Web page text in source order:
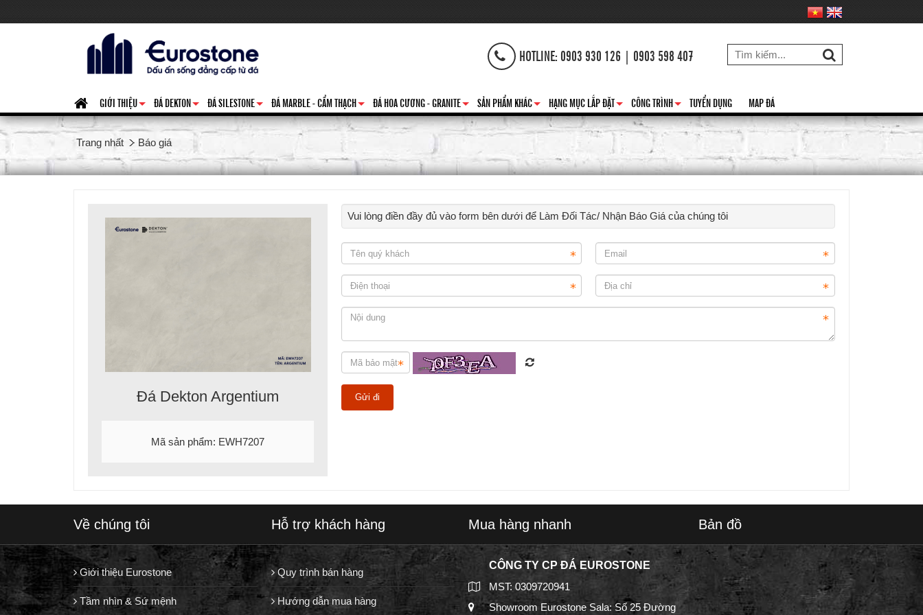
HOTLINE: 0903 930 126 | 0903 598 407
+
GIỚI THIỆU
+
ĐÁ DEKTON
+
ĐÁ SILESTONE
+
ĐÁ MARBLE - CẨM THẠCH
+
ĐÁ HOA CƯƠNG - GRANITE
+
SẢN PHẨM KHÁC
+
HẠNG MỤC LẮP ĐẶT
+
CÔNG TRÌNH TUYỂN DỤNG MAP ĐÁ
Trang nhất Báo giá
Đá Dekton Argentium
Mã sản phẩm: EWH7207
Vui lòng điền đầy đủ vào form bên dưới để Làm Đối Tác/ Nhận Báo Giá của chúng tôi
Về chúng tôi
Giới thiệu Eurostone
Tầm nhìn & Sứ mệnh
Hỗ trợ khách hàng
Quy trình bán hàng
Hướng dẫn mua hàng
Mua hàng nhanh
CÔNG TY CP ĐÁ EUROSTONE
MST: 0309720941
Showroom Eurostone Sala: Số 25 Đường
Bản đồ